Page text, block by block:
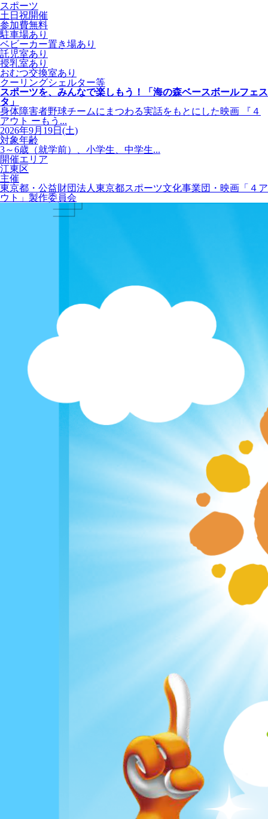
スポーツ
土日祝開催
参加費無料
駐車場あり
ベビーカー置き場あり
託児室あり
授乳室あり
おむつ交換室あり
クーリングシェルター等
スポーツを、みんなで楽しもう！「海の森ベースボールフェス
タ」
身体障害者野球チームにまつわる実話をもとにした映画 『４
アウト ーもう...
2026年9月19日(土)
対象年齢
3～6歳（就学前）、小学生、中学生...
開催エリア
江東区
主催
東京都・公益財団法人東京都スポーツ文化事業団・映画「４ア
ウト」製作委員会